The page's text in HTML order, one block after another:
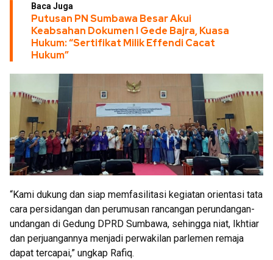
Baca Juga
Putusan PN Sumbawa Besar Akui
Keabsahan Dokumen I Gede Bajra, Kuasa
Hukum: “Sertifikat Milik Effendi Cacat
Hukum”
“Kami dukung dan siap memfasilitasi kegiatan orientasi tata
cara persidangan dan perumusan rancangan perundangan-
undangan di Gedung DPRD Sumbawa, sehingga niat, Ikhtiar
dan perjuangannya menjadi perwakilan parlemen remaja
dapat tercapai,” ungkap Rafiq.